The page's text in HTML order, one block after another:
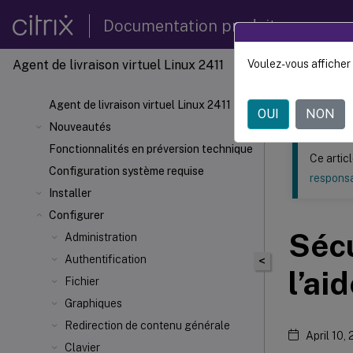
Documentation produit
Agent de livraison virtuel Linux 2411
Agent de livraison virtuel Linux 2411
Nouveautés
Fonctionnalités en préversion technique
Configuration système requise
Installer
Configurer
Administration
Authentification
Fichier
Graphiques
Redirection de contenu générale
Clavier
Ce contenu a
Agent
<
Ce
April 10,
Voulez-vous
OUI NON